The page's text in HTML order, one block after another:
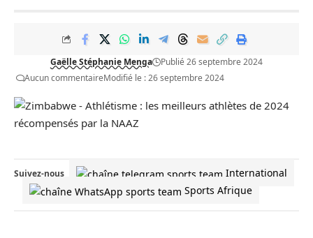
Gaëlle Stéphanie Menga
Publié 26 septembre 2024
Aucun commentaireModifié le : 26 septembre 2024
Suivez-nous
International
Sports Afrique